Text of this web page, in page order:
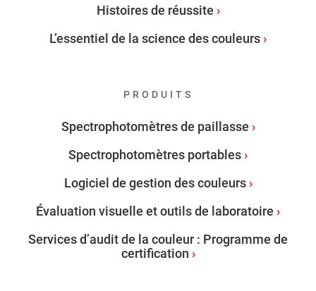
Histoires de réussite
L’essentiel de la science des couleurs
PRODUITS
Spectrophotomètres de paillasse
Spectrophotomètres portables
Logiciel de gestion des couleurs
Évaluation visuelle et outils de laboratoire
Services d’audit de la couleur : Programme de
certification